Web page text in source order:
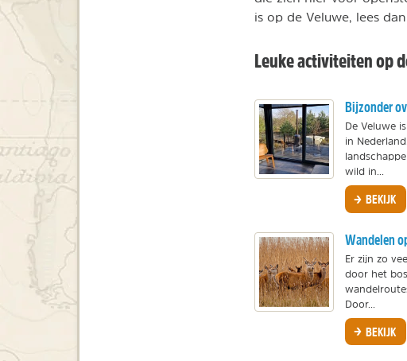
is op de Veluwe, lees
Leuke activiteiten op
Bijzonder
De Veluwe
in
wild in...
BEKIJK
Wandelen
Er zijn zo
door het
Door...
BEKIJK